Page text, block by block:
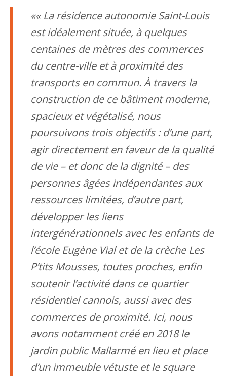
« La résidence autonomie Saint-Louis
est idéalement située, à quelques
centaines de mètres des commerces
du centre-ville et à proximité des
transports en commun. À travers la
construction de ce bâtiment moderne,
spacieux et végétalisé, nous
poursuivons trois objectifs : d’une part,
agir directement en faveur de la qualité
de vie – et donc de la dignité – des
personnes âgées indépendantes aux
ressources limitées, d’autre part,
développer les liens
intergénérationnels avec les enfants de
l’école Eugène Vial et de la crèche Les
P’tits Mousses, toutes proches, enfin
soutenir l’activité dans ce quartier
résidentiel cannois, aussi avec des
commerces de proximité. Ici, nous
avons notamment créé en 2018 le
jardin public Mallarmé en lieu et place
d’un immeuble vétuste et le square